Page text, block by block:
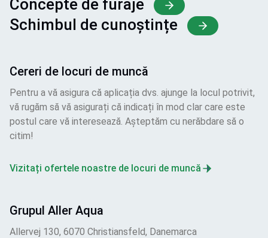
Concepte de furaje
Schimbul de cunoștințe
Cereri de locuri de muncă
Pentru a vă asigura că aplicația dvs. ajunge la locul potrivit,
vă rugăm să vă asigurați că indicați în mod clar care este
postul care vă interesează. Așteptăm cu nerăbdare să o
citim!
Vizitați ofertele noastre de locuri de muncă
Grupul Aller Aqua
Allervej 130, 6070 Christiansfeld, Danemarca